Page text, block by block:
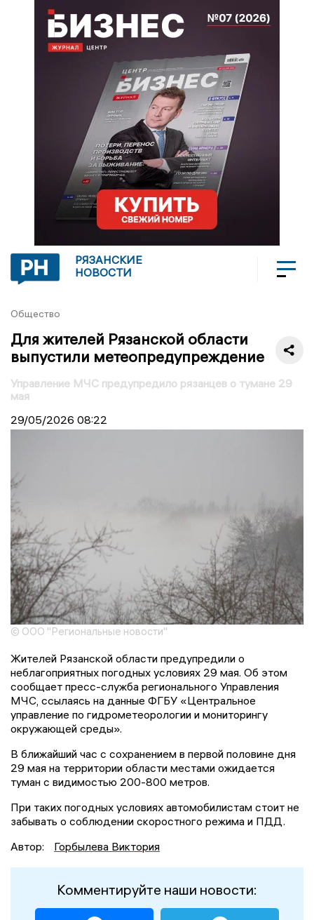
РЯЗАНСКИЕ
НОВОСТИ
Общество
Для жителей Рязанской области
выпустили метеопредупреждение
Управление МЧС предупредило рязанцев о тумане 29
мая
29/05/2026 08:22
© ООО "Региональные новости"
Жителей Рязанской области предупредили о
неблагоприятных погодных условиях 29 мая. Об этом
сообщает пресс-служба регионального Управления
МЧС, ссылаясь на данные ФГБУ «Центральное
управление по гидрометеорологии и мониторингу
окружающей среды».
В ближайший час с сохранением в первой половине дня
29 мая на территории области местами ожидается
туман с видимостью 200-800 метров.
При таких погодных условиях автомобилистам стоит не
забывать о соблюдении скоростного режима и ПДД.
Автор:
Горбылева Виктория
Комментируйте наши новости: